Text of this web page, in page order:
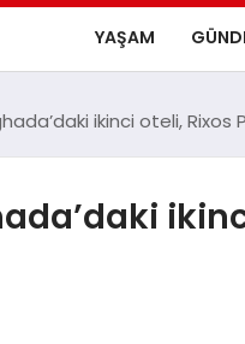
YAŞAM
ikinci oteli,